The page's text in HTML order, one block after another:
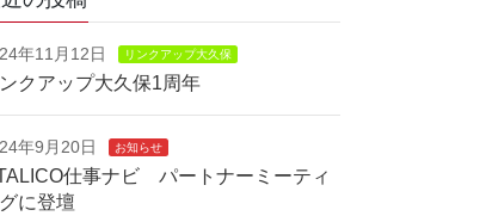
年11月12日 リンクアップ大久保
クアップ大久保1周年
年9月20日 お知らせ
仕事ナビ パートナーミーティ
に登壇